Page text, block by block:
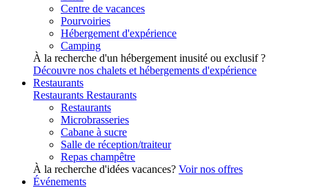
Centre de vacances
Pourvoiries
Hébergement d'expérience
Camping
À la recherche d'un hébergement inusité ou exclusif ?
Découvre nos chalets et hébergements d'expérience
Restaurants
Restaurants Restaurants
Restaurants
Microbrasseries
Cabane à sucre
Salle de réception/traiteur
Repas champêtre
À la recherche d'idées vacances? Voir nos offres
Événements